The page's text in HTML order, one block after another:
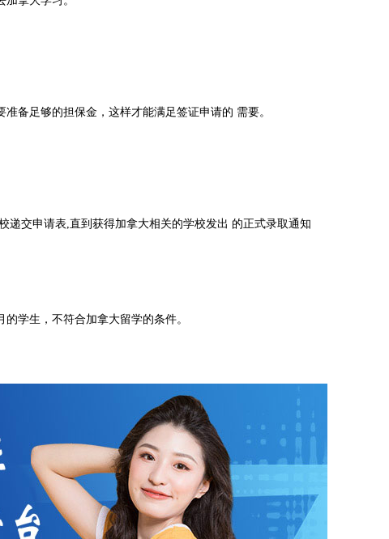
备足够的担保金，这样才能满足签证申请的 需要。
递交申请表,直到获得加拿大相关的学校发出 的正式录取通知
学生，不符合加拿大留学的条件。